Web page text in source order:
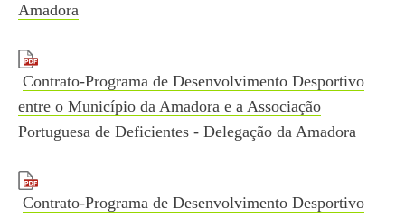
Amadora
Contrato-Programa de Desenvolvimento Desportivo
entre o Município da Amadora e a Associação
Portuguesa de Deficientes - Delegação da Amadora
Contrato-Programa de Desenvolvimento Desportivo